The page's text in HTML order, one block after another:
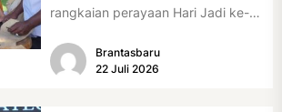
rangkaian perayaan Hari Jadi ke-
Acara ini digelar...
Brantasbaru
22 Juli 2026